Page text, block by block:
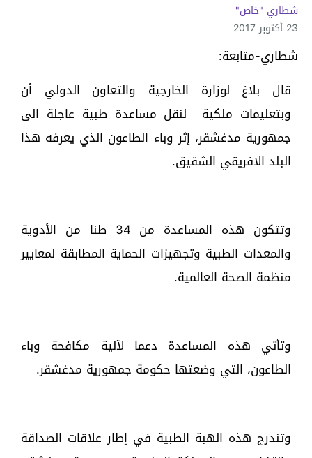
شطاري "خاص"
23 أكتوبر 2017
شطاري-متابعة:
قال بلاغ لوزارة الخارجية والتعاون الدولي أن
وبتعليمات ملكية لنقل مساعدة طبية عاجلة الى
جمهورية مدغشقر، إثر وباء الطاعون الذي يعرفه هذا
البلد الافريقي الشقيق.
وتتكون هذه المساعدة من 34 طنا من الأدوية
والمعدات الطبية وتجهيزات الحماية المطابقة لمعايير
منظمة الصحة العالمية.
وتأتي هذه المساعدة دعما لآلية مكافحة وباء
الطاعون، التي وضعتها حكومة جمهورية مدغشقر.
وتندرج هذه الهبة الطبية في إطار علاقات الصداقة